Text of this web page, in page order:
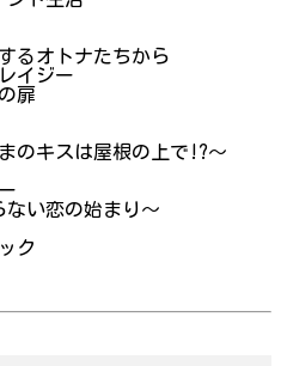
るオトナたちから
イジー
扉
スは屋根の上で!?〜
恋の始まり～
ク